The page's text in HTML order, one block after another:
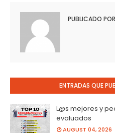
PUBLICADO POR
ENTRADAS QUE
L@s mejores y
evaluados
AUGUST 04, 2026